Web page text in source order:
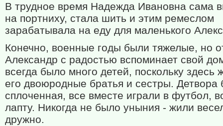
В трудное время Надежда Ивановна сама
на портниху, стала шить и этим ремеслом
зарабатывала на еду для маленького
Конечно, военные годы были тяжелые, но
Александр с радостью вспоминает свой
всегда было много детей, поскольку здесь
его двоюродные братья и сестры. Детвора
сплоченная, все вместе играли в футбол,
лапту. Никогда не было уныния - жили
дружно.